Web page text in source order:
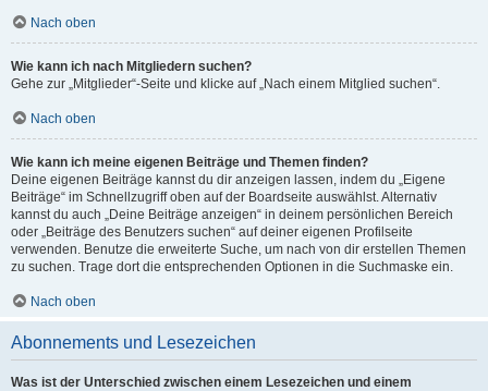
Nach oben
Wie kann ich nach Mitgliedern suchen?
Gehe zur „Mitglieder“-Seite und klicke auf „Nach einem Mitglied suchen“.
Nach oben
Wie kann ich meine eigenen Beiträge und Themen finden?
Deine eigenen Beiträge kannst du dir anzeigen lassen, indem du „Eigene
Beiträge“ im Schnellzugriff oben auf der Boardseite auswählst. Alternativ
kannst du auch „Deine Beiträge anzeigen“ in deinem persönlichen Bereich
oder „Beiträge des Benutzers suchen“ auf deiner eigenen Profilseite
verwenden. Benutze die erweiterte Suche, um nach von dir erstellen Themen
zu suchen. Trage dort die entsprechenden Optionen in die Suchmaske ein.
Nach oben
Abonnements und Lesezeichen
Was ist der Unterschied zwischen einem Lesezeichen und einem